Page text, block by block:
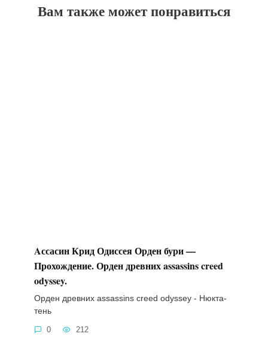
Вам также может понравиться
Aссасин Крид Одиссея Орден бури —
Прохождение. Орден древних assassins creed
odyssey.
Орден древних assassins creed odyssey - Нюкта-
тень
0 212